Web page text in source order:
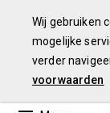
Wij gebruiken
mogelijke
verder
voorwaarden